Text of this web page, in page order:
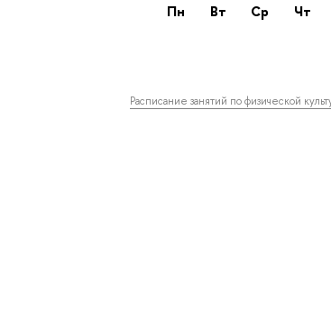
пн вт ср чт
Расписание занятий по физической